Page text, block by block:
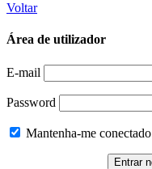
Voltar
Área de utilizador
E-mail
Password
Mantenha-me conectado